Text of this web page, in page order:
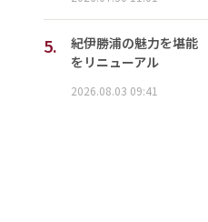
5.
紀伊勝浦の魅力を堪
をリニューアル
2026.08.03 09:41